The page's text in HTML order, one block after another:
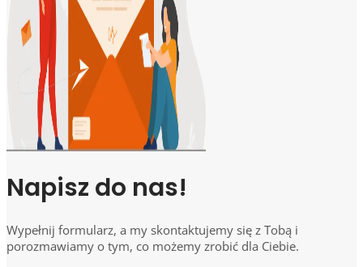
Napisz do nas!
Wypełnij formularz, a my skontaktujemy się z Tobą i
porozmawiamy o tym, co możemy zrobić dla Ciebie.